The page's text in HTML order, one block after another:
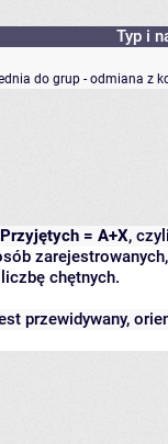
Typ i
do grup - odmiana z
Przyjętych = A+X,
chętnych.
przewidywany,